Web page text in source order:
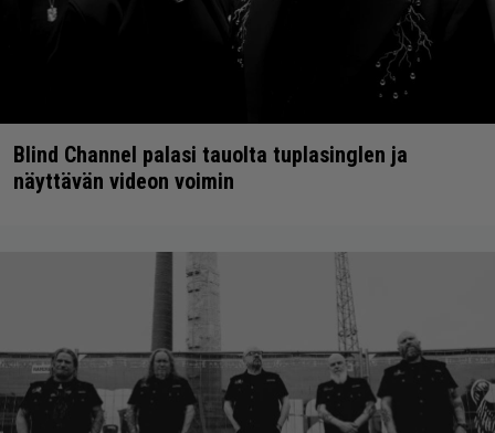
Blind Channel palasi tauolta tuplasinglen ja
näyttävän videon voimin